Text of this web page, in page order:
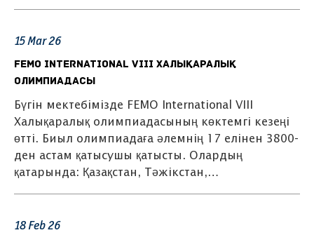
15Mar26
FEMO International VIII Халықаралық
олимпиадасы
Бүгін мектебімізде FEMO International VIII
Халықаралық олимпиадасының көктемгі кезеңі
өтті. Биыл олимпиадаға әлемнің 17 елінен 3800-
ден астам қатысушы қатысты. Олардың
қатарында: Қазақстан, Тәжікстан,…
18Feb26